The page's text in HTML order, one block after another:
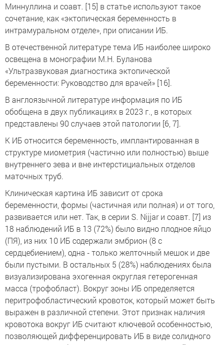
Миннуллина и соавт. [15] в статье используют такое
сочетание, как «эктопическая беременность в
интрамуральном отделе», при описании ИБ.
В отечественной литературе тема ИБ наиболее широко
освещена в монографии М.Н. Буланова
«Ультразвуковая диагностика эктопической
беременности: Руководство для врачей» [16].
В англоязычной литературе информация по ИБ
обобщена в двух публикациях в 2023 г., в которых
представлены 90 случаев этой патологии [6, 7].
К ИБ относится беременность, имплантированная в
структуре миометрия (частично или полностью) выше
внутреннего зева и вне интерстициальных отделов
маточных труб.
Клиническая картина ИБ зависит от срока
беременности, формы (частичная или полная) и от того,
развивается или нет. Так, в серии S. Nijjar и соавт. [7] из
18 наблюдений ИБ в 13 (72%) было видно плодное яйцо
(ПЯ), из них 10 ИБ содержали эмбрион (8 с
сердцебиением), одна - только желточный мешок и две
были пустыми. В остальных 5 (28%) наблюдениях была
визуализирована эхогенная округлая гетерогенная
масса (трофобласт). Вокруг зоны ИБ определяется
перитрофобластический кровоток, который может быть
выражен в различной степени. Этот признак наличия
кровотока вокруг ИБ считают ключевой особенностью,
позволяющей дифференцировать ИБ в виде солидного